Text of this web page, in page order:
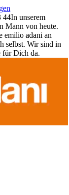
44In unserem
Mann von heute.
emilio adani an
selbst. Wir sind in
für Dich da.